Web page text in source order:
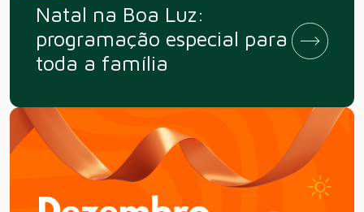
Natal na Boa Luz:
programação especial para
toda a família